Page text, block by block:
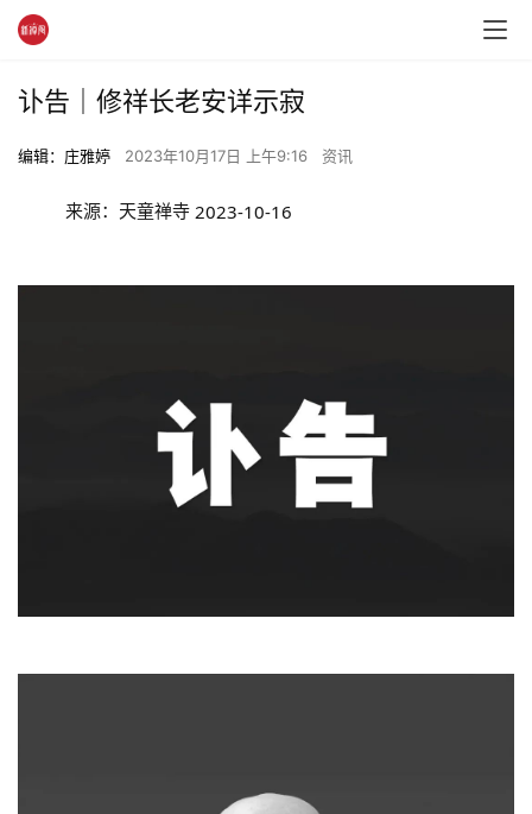
讣告｜修祥长老安详示寂
编辑：庄雅婷 2023年10月17日 上午9:16 资讯
来源：天童禅寺 2023-10-16